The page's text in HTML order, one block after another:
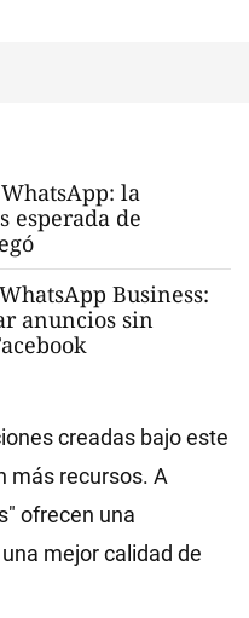
WhatsApp: la
esperada de
WhatsApp Business:
anuncios sin
creadas bajo este
más recursos. A
ofrecen una
mejor calidad de